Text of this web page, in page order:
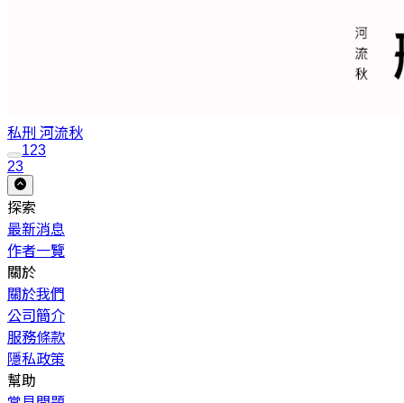
私刑 河流秋
123
23
探索
最新消息
作者一覽
關於
關於我們
公司簡介
服務條款
隱私政策
幫助